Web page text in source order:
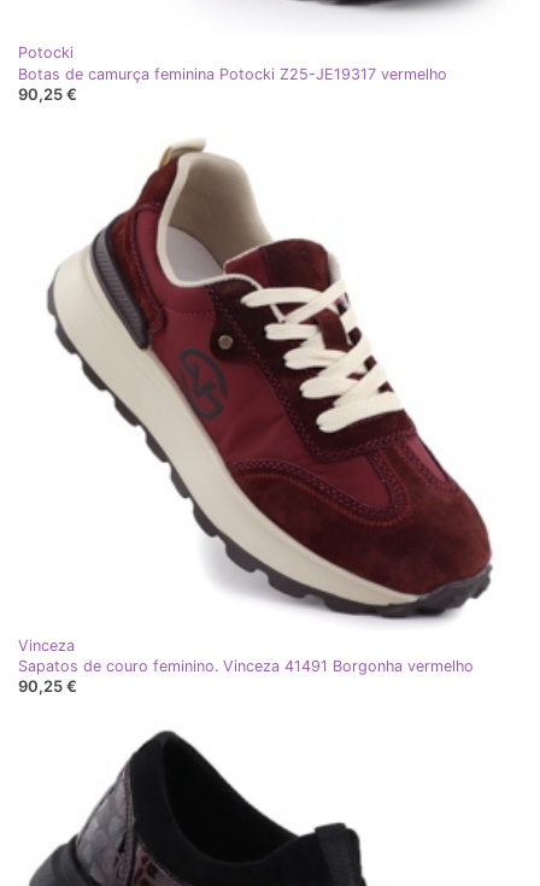
Potocki
Botas de camurça feminina Potocki Z25-JE19317 vermelho
90,25 €
Vinceza
Sapatos de couro feminino. Vinceza 41491 Borgonha vermelho
90,25 €